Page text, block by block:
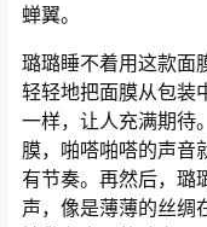
蝉翼。
璐璐睡不着用这款面
轻轻地把面膜从包装
一样，让人充满期待
膜，啪嗒啪嗒的声音
有节奏。再然后，璐
声，像是薄薄的丝绸